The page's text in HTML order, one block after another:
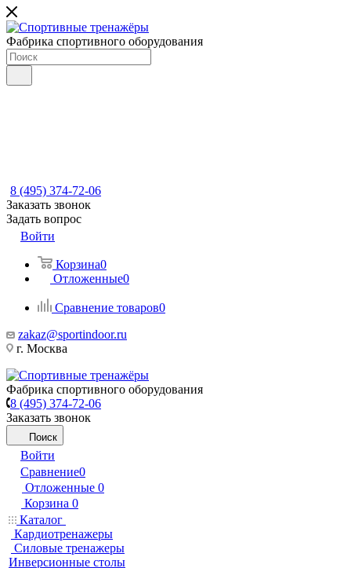
Фабрика спортивного оборудования
8 (495) 374-72-06
Заказать звонок
Задать вопрос
Войти
Корзина0
Отложенные0
Сравнение товаров0
zakaz@sportindoor.ru
г. Москва
Фабрика спортивного оборудования
8 (495) 374-72-06
Заказать звонок
Поиск
Войти
Сравнение0
Отложенные 0
Корзина 0
Каталог
Кардиотренажеры
Силовые тренажеры
Инверсионные столы